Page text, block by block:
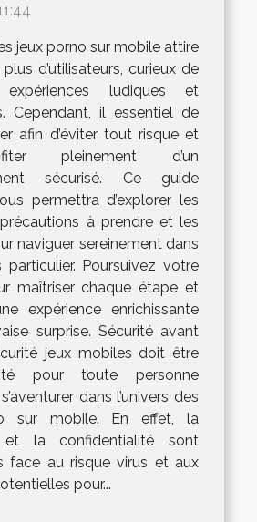
jeux porno sur mobile attire
d’utilisateurs, curieux de
expériences ludiques et
Cependant, il essentiel de
afin d’éviter tout risque et
pleinement d’un
sécurisé. Ce guide
permettra d’explorer les
à prendre et les
naviguer sereinement dans
particulier. Poursuivez votre
maîtriser chaque étape et
expérience enrichissante
surprise. Sécurité avant
jeux mobiles doit être
pour toute personne
dans l’univers des
sur mobile. En effet, la
et la confidentialité sont
face au risque virus et aux
pour...